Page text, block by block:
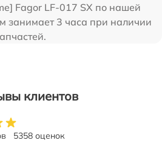
Fagor LF-017 SX по нашей
занимает 3 часа при наличии
клиентов
5358 оценок